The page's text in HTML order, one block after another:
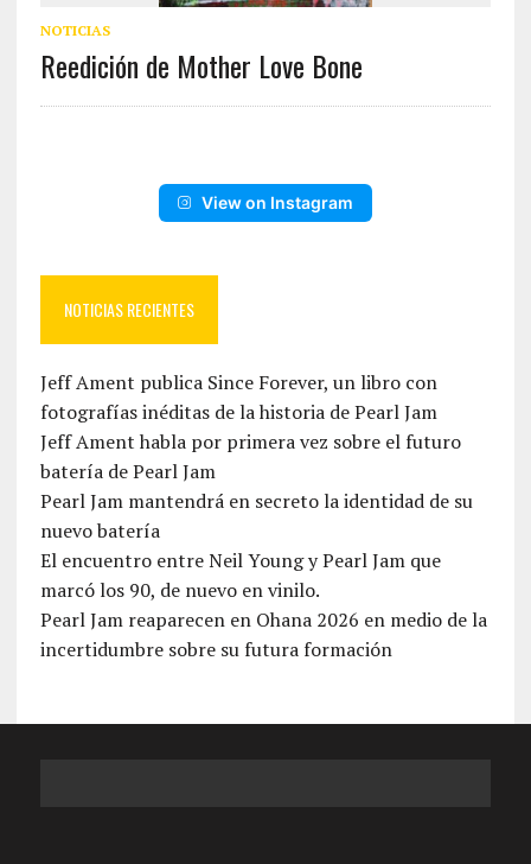
NOTICIAS
Reedición de Mother Love Bone
View on Instagram
NOTICIAS RECIENTES
Jeff Ament publica Since Forever, un libro con
fotografías inéditas de la historia de Pearl Jam
Jeff Ament habla por primera vez sobre el futuro
batería de Pearl Jam
Pearl Jam mantendrá en secreto la identidad de su
nuevo batería
El encuentro entre Neil Young y Pearl Jam que
marcó los 90, de nuevo en vinilo.
Pearl Jam reaparecen en Ohana 2026 en medio de la
incertidumbre sobre su futura formación